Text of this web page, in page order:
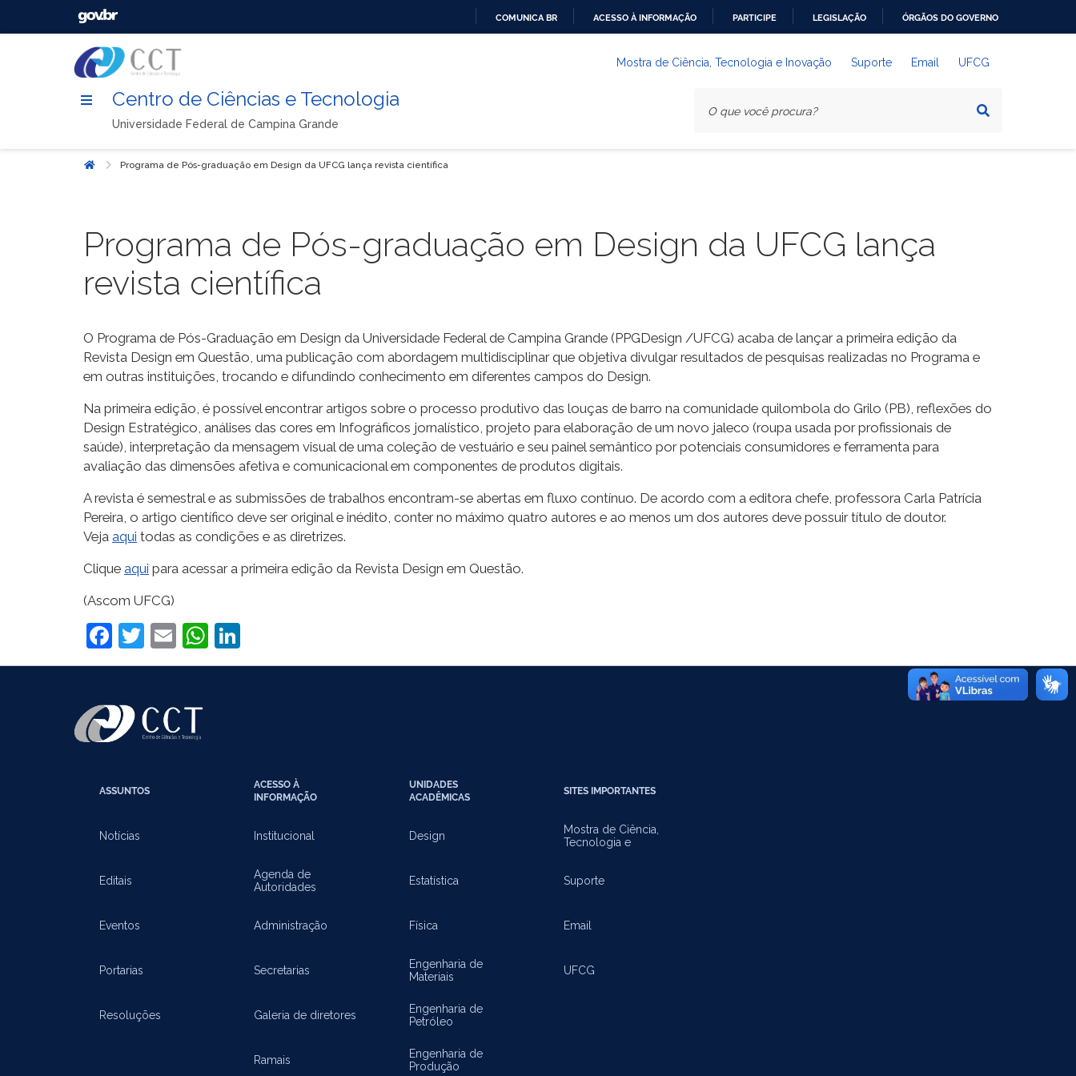
COMUNICA BR ACESSO À INFORMAÇÃO PARTICIPE LEGISLAÇÃO ÓRGÃOS DO GOVERNO
Mostra de Ciência, Tecnologia e Inovação Suporte Email UFCG
Centro de Ciências e Tecnologia
Universidade Federal de Campina Grande
Início Programa de Pós-graduação em Design da UFCG lança revista científica
Programa de Pós-graduação em Design da UFCG lança
revista científica
O Programa de Pós-Graduação em Design da Universidade Federal de Campina Grande (PPGDesign /UFCG) acaba de lançar a primeira edição da
Revista Design em Questão, uma publicação com abordagem multidisciplinar que objetiva divulgar resultados de pesquisas realizadas no Programa e
em outras instituições, trocando e difundindo conhecimento em diferentes campos do Design.
Na primeira edição, é possível encontrar artigos sobre o processo produtivo das louças de barro na comunidade quilombola do Grilo (PB), reflexões do
Design Estratégico, análises das cores em Infográficos jornalístico, projeto para elaboração de um novo jaleco (roupa usada por profissionais de
saúde), interpretação da mensagem visual de uma coleção de vestuário e seu painel semântico por potenciais consumidores e ferramenta para
avaliação das dimensões afetiva e comunicacional em componentes de produtos digitais.
A revista é semestral e as submissões de trabalhos encontram-se abertas em fluxo contínuo. De acordo com a editora chefe, professora Carla Patrícia
Pereira, o artigo científico deve ser original e inédito, conter no máximo quatro autores e ao menos um dos autores deve possuir título de doutor.
Veja aqui todas as condições e as diretrizes.
Clique aqui para acessar a primeira edição da Revista Design em Questão.
(Ascom UFCG)
Facebook
Twitter
EmailWhatsApp
ASSUNTOS
Notícias
Editais
Eventos
Portarias
Resoluções
ACESSO À
INFORMAÇÃO
Institucional
Agenda de
Autoridades
Administração
Secretarias
Galeria de diretores
Ramais
UNIDADES
ACADÊMICAS
Design
Estatística
Física
Engenharia de
Materiais
Engenharia de
Petróleo
Engenharia de
Produção
SITES IMPORTANTES
Mostra de Ciência,
Tecnologia e
Suporte
Email
UFCG